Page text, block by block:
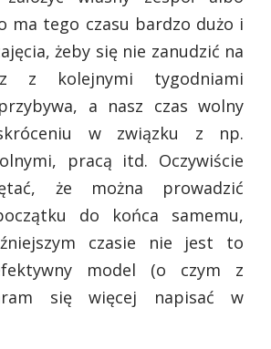
ma tego czasu bardzo dużo i
żeby się nie zanudzić na
z kolejnymi tygodniami
a nasz czas wolny
w związku z np.
pracą itd. Oczywiście
że można prowadzić
do końca samemu,
czasie nie jest to
model (o czym z
się więcej napisać w